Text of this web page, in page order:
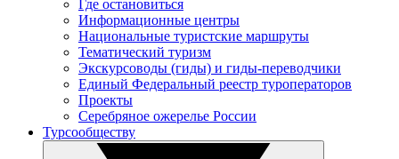
Где остановиться
Информационные центры
Национальные туристские маршруты
Тематический туризм
Экскурсоводы (гиды) и гиды-переводчики
Единый Федеральный реестр туроператоров
Проекты
Серебряное ожерелье России
Турсообществу